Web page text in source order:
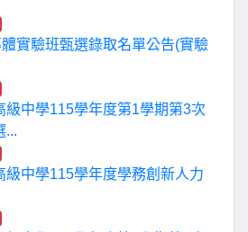
實驗班甄選錄取名單公告(實驗
級中學115學年度第1學期第3次
...
級中學115學年度學務創新人力